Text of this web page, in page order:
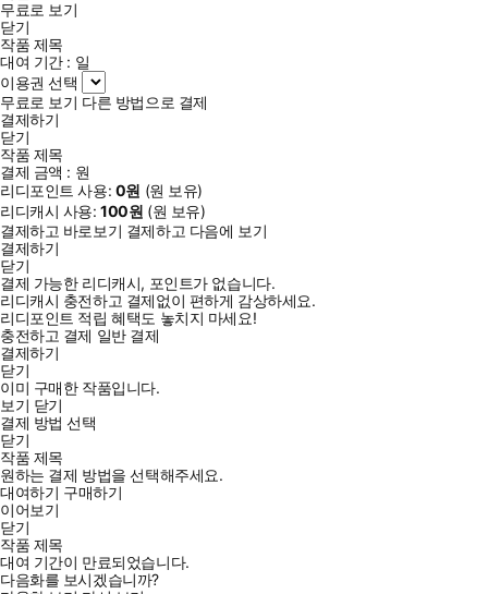
무료로 보기
닫기
작품 제목
대여 기간 : 일
이용권 선택
무료로 보기 다른 방법으로 결제
결제하기
닫기
작품 제목
결제 금액 : 원
리디포인트 사용: 0원 (원 보유)
리디캐시 사용:100원 (원 보유)
결제하고 바로보기 결제하고 다음에 보기
결제하기
닫기
결제 가능한 리디캐시, 포인트가 없습니다.
리디캐시 충전하고 결제없이 편하게 감상하세요.
리디포인트 적립 혜택도 놓치지 마세요!
충전하고 결제 일반 결제
결제하기
닫기
이미 구매한 작품입니다.
보기 닫기
결제 방법 선택
닫기
작품 제목
원하는 결제 방법을 선택해주세요.
대여하기 구매하기
이어보기
닫기
작품 제목
대여 기간이 만료되었습니다.
다음화를 보시겠습니까?